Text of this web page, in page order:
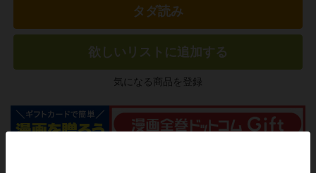
タダ読み
欲しいリストに追加する
気になる商品を登録